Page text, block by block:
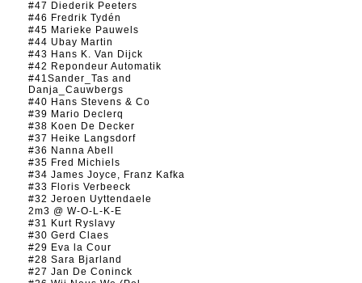
#47 Diederik Peeters
#46 Fredrik Tydén
#45 Marieke Pauwels
#44 Ubay Martin
#43 Hans K. Van Dijck
#42 Repondeur Automatik
#41Sander_Tas and
Danja_Cauwbergs
#40 Hans Stevens & Co
#39 Mario Declerq
#38 Koen De Decker
#37 Heike Langsdorf
#36 Nanna Abell
#35 Fred Michiels
#34 James Joyce, Franz Kafka
#33 Floris Verbeeck
#32 Jeroen Uyttendaele
2m3 @ W-O-L-K-E
#31 Kurt Ryslavy
#30 Gerd Claes
#29 Eva la Cour
#28 Sara Bjarland
#27 Jan De Coninck